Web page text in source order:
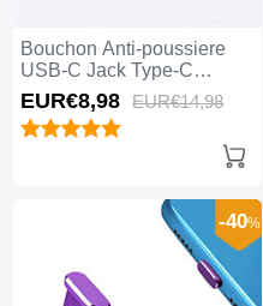
Bouchon Anti-poussiere
USB-C Jack Type-C
Universel H16 pour Apple
iPhone 15 Pro Max Or
EUR€8,98 EUR€14,98
-40%